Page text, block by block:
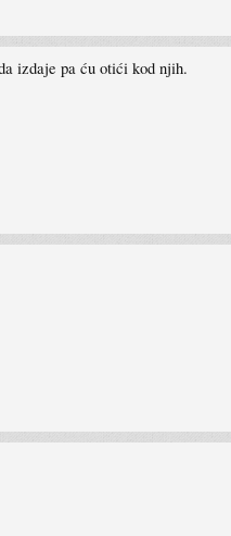
izdaje pa ću otići kod njih.